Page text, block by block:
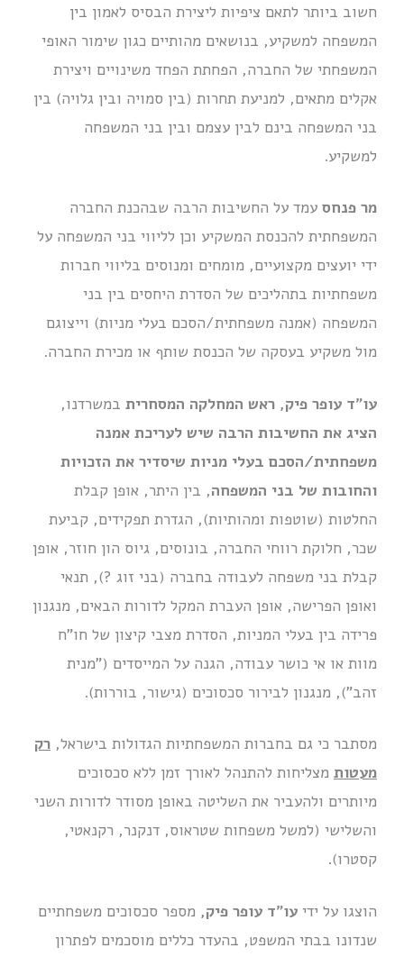
חשוב ביותר לתאם ציפיות ליצירת הבסיס לאמון בין
המשפחה למשקיע, בנושאים מהותיים כגון שימור האופי
המשפחתי של החברה, הפחתת הפחד משינויים ויצירת
אקלים מתאים, למניעת תחרות (בין סמויה ובין גלויה) בין
בני המשפחה בינם לבין עצמם ובין בני המשפחה
למשקיע.
מר פנחס עמד על החשיבות הרבה שבהכנת החברה
המשפחתית להכנסת המשקיע וכן לליווי בני המשפחה על
ידי יועצים מקצועיים, מומחים ומנוסים בליווי חברות
משפחתיות בתהליכים של הסדרת היחסים בין בני
המשפחה (אמנה משפחתית/הסכם בעלי מניות) וייצוגם
מול משקיע בעסקה של הכנסת שותף או מכירת החברה.
עו"ד עופר פיק, ראש המחלקה המסחרית במשרדנו,
הציג את החשיבות הרבה שיש לעריכת אמנה
משפחתית/הסכם בעלי מניות שיסדיר את הזכויות
והחובות של בני המשפחה, בין היתר, אופן קבלת
החלטות (שוטפות ומהותיות), הגדרת תפקידים, קביעת
שכר, חלוקת רווחי החברה, בונוסים, גיוס הון חוזר, אופן
קבלת בני משפחה לעבודה בחברה (בני זוג ?), תנאי
ואופן הפרישה, אופן העברת המקל לדורות הבאים, מנגנון
פרידה בין בעלי המניות, הסדרת מצבי קיצון של חו"ח
מוות או אי כושר עבודה, הגנה על המייסדים ("מנית
זהב"), מנגנון לבירור סכסוכים (גישור, בוררות).
מסתבר כי גם בחברות המשפחתיות הגדולות בישראל, רק
מעטות מצליחות להתנהל לאורך זמן ללא סכסוכים
מיותרים ולהעביר את השליטה באופן מסודר לדורות השני
והשלישי (למשל משפחות שטראוס, דנקנר, רקנאטי,
קסטרו).
הוצגו על ידי עו"ד עופר פיק, מספר סכסוכים משפחתיים
שנדונו בבתי המשפט, בהעדר כללים מוסכמים לפתרון